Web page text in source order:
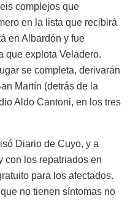
complejos que
en la lista que recibirá
en Albardón y fue
que explota Veladero.
se completa, derivarán
Martín (detrás de la
Aldo Cantoni, en los tres
Diario de Cuyo, y a
con los repatriados en
para los afectados.
no tienen síntomas no